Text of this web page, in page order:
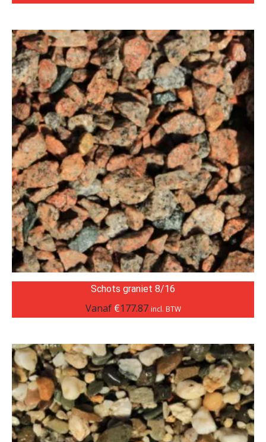
Schots graniet 8/16
Vanaf €177.87 incl. BTW